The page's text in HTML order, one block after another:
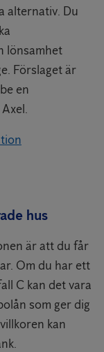
alternativ. Du
lönsamhet
Förslaget är
en
hus
är att du får
Om du har ett
C kan det vara
som ger dig
kan